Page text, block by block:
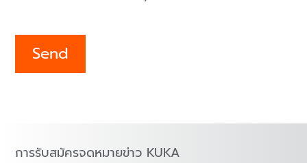
Send
การรับสมัครจดหมายข่าว KUKA